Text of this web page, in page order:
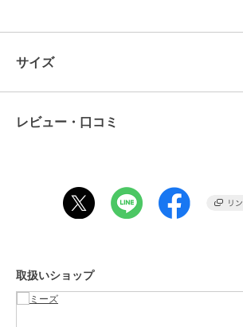
ブランド
シャイニーマスカット、ロゼ
ト、ジューシーベリー
サイズ
レビュー・口コミ
取扱いショップ